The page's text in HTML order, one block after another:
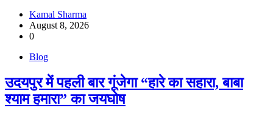
Kamal Sharma
August 8, 2026
0
Blog
उदयपुर में पहली बार गूंजेगा “हारे का सहारा, बाबा
श्याम हमारा” का जयघोष